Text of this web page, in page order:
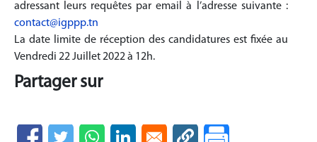
adressant leurs requêtes par email à l’adresse suivante :
contact@igppp.tn
La date limite de réception des candidatures est fixée au
Vendredi 22 Juillet 2022 à 12h.
Partager sur